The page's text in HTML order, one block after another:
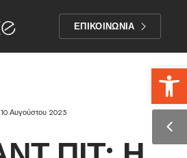
ΕΠΙΚΟΙΝΩΝΙΑ
10 Αυγούστου 2025